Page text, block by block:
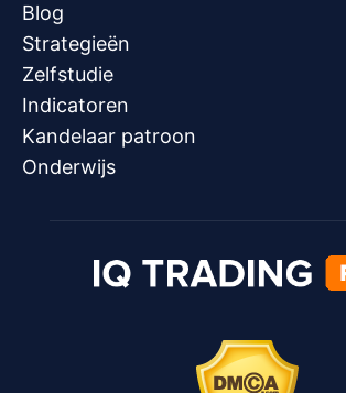
Blog
Strategieën
Zelfstudie
Indicatoren
Kandelaar patroon
Onderwijs